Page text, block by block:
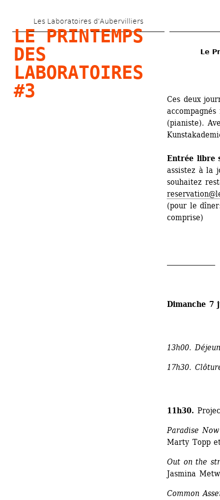
au
contenu
Les Laboratoires d’Aubervilliers
LE PRINTEMPS
DES
LABORATOIRES
#3
Le
Ces deux
(pianiste).
Entrée libre
assistez à la
souhaitez
(pour le
comprise)
Dimanche 7
13h00.
17h30.
11h30.
Paradise
Marty Topp
Out on the
Jasmina
Common